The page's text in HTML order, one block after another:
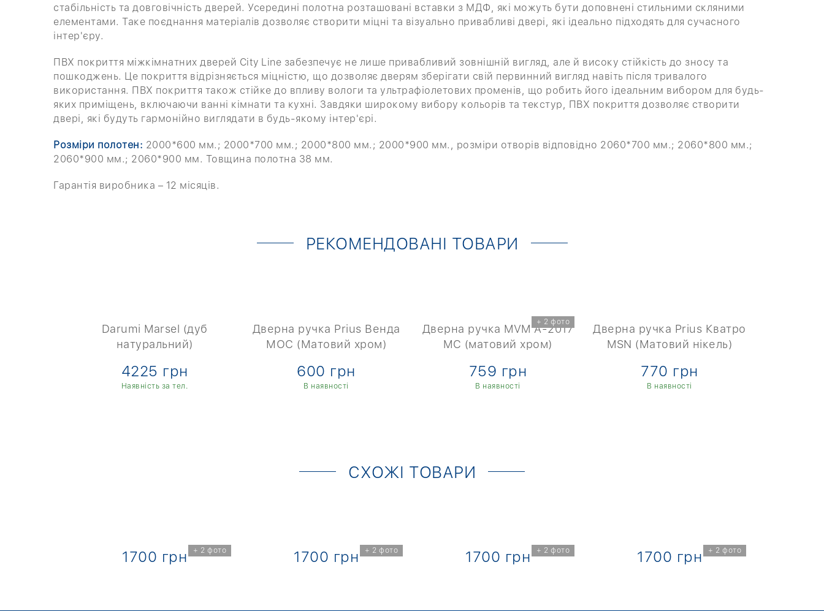
стабільність та довговічність дверей. Усередині полотна розташовані вставки з МДФ, які можуть бути доповнені стильними скляними
елементами. Таке поєднання матеріалів дозволяє створити міцні та візуально привабливі двері, які ідеально підходять для сучасного
інтер'єру.
ПВХ покриття міжкімнатних дверей City Line забезпечує не лише привабливий зовнішній вигляд, але й високу стійкість до зносу та
пошкоджень. Це покриття відрізняється міцністю, що дозволяє дверям зберігати свій первинний вигляд навіть після тривалого
використання. ПВХ покриття також стійке до впливу вологи та ультрафіолетових променів, що робить його ідеальним вибором для будь-
яких приміщень, включаючи ванні кімнати та кухні. Завдяки широкому вибору кольорів та текстур, ПВХ покриття дозволяє створити
двері, які будуть гармонійно виглядати в будь-якому інтер'єрі.
Розміри полотен: 2000*600 мм.; 2000*700 мм.; 2000*800 мм.; 2000*900 мм., розміри отворів відповідно 2060*700 мм.; 2060*800 мм.;
2060*900 мм.; 2060*900 мм. Товщина полотна 38 мм.
Гарантія виробника – 12 місяців.
РЕКОМЕНДОВАНІ ТОВАРИ
Darumi Marsel (дуб
натуральний)
4225 грн
Наявність за тел.
Дверна ручка Prius Венда
МОС (Матовий хром)
600 грн
В наявності
+ 2 фото
Дверна ручка MVM A-2017
MC (матовий хром)
759 грн
В наявності
Дверна ручка Prius Кватро
MSN (Матовий нікель)
770 грн
В наявності
СХОЖІ ТОВАРИ
+ 2 фото
1700 грн + 2 фото
1700 грн + 2 фото
1700 грн + 2 фото
1700 грн